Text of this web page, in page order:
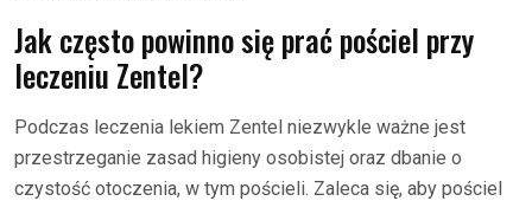
Jak często powinno się prać pościel przy
leczeniu Zentel?
Podczas leczenia lekiem Zentel niezwykle ważne jest
przestrzeganie zasad higieny osobistej oraz dbanie o
czystość otoczenia, w tym pościeli. Zaleca się, aby pościel